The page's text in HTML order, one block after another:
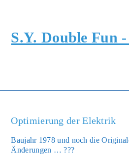
springen
S.Y. Double Fun
Optimierung der Elektrik
Bau­jahr 1978 und noch die
Ände­run­gen … ???